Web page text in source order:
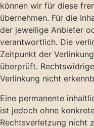
können wir für diese
übernehmen. Für die
der jeweilige Anbieter
verantwortlich. Die
Zeitpunkt der
überprüft.
Verlinkung nicht
Eine permanente
ist jedoch ohne
Rechtsverletzung nicht